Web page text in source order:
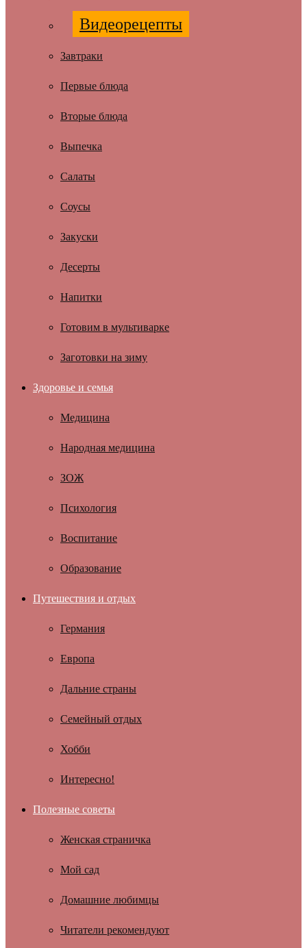
Видеорецепты
Завтраки
Первые блюда
Вторые блюда
Выпечка
Салаты
Соусы
Закуски
Десерты
Напитки
Готовим в мультиварке
Заготовки на зиму
Здоровье и семья
Медицина
Народная медицина
ЗОЖ
Психология
Воспитание
Образование
Путешествия и отдых
Германия
Европа
Дальние страны
Семейный отдых
Хобби
Интересно!
Полезные советы
Женская страничка
Мой сад
Домашние любимцы
Читатели рекомендуют